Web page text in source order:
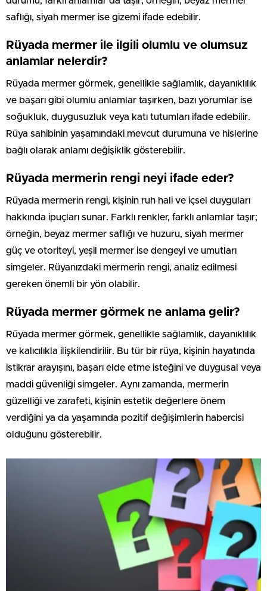
saflığı, siyah mermer ise gizemi ifade edebilir.
Rüyada mermer ile ilgili olumlu ve olumsuz
anlamlar nelerdir?
Rüyada mermer görmek, genellikle sağlamlık, dayanıklılık
ve başarı gibi olumlu anlamlar taşırken, bazı yorumlar ise
soğukluk, duygusuzluk veya katı tutumları ifade edebilir.
Rüya sahibinin yaşamındaki mevcut durumuna ve hislerine
bağlı olarak anlamı değişiklik gösterebilir.
Rüyada mermerin rengi neyi ifade eder?
Rüyada mermerin rengi, kişinin ruh hali ve içsel duyguları
hakkında ipuçları sunar. Farklı renkler, farklı anlamlar taşır;
örneğin, beyaz mermer saflığı ve huzuru, siyah mermer
güç ve otoriteyi, yeşil mermer ise dengeyi ve umutları
simgeler. Rüyanızdaki mermerin rengi, analiz edilmesi
gereken önemli bir yön olabilir.
Rüyada mermer görmek ne anlama gelir?
Rüyada mermer görmek, genellikle sağlamlık, dayanıklılık
ve kalıcılıkla ilişkilendirilir. Bu tür bir rüya, kişinin hayatında
istikrar arayışını, başarı elde etme isteğini ve duygusal veya
maddi güvenliği simgeler. Aynı zamanda, mermerin
güzelliği ve zarafeti, kişinin estetik değerlere önem
verdiğini ya da yaşamında pozitif değişimlerin habercisi
olduğunu gösterebilir.